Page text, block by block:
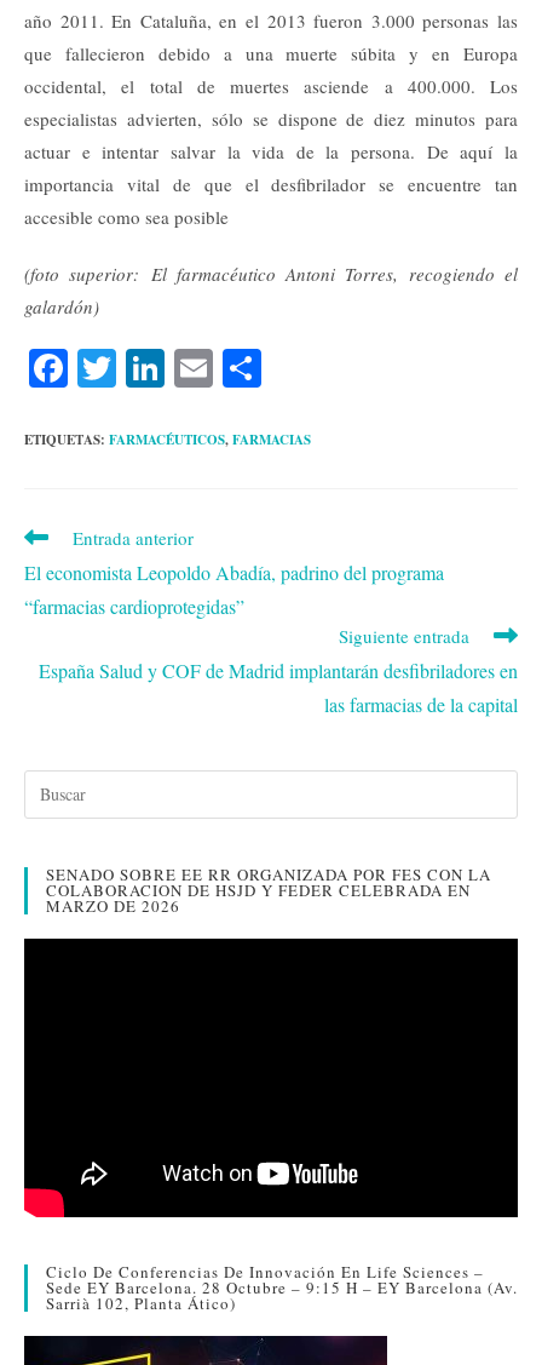
año 2011. En Cataluña, en el 2013 fueron 3.000 personas las
que fallecieron debido a una muerte súbita y en Europa
occidental, el total de muertes asciende a 400.000. Los
especialistas advierten, sólo se dispone de diez minutos para
actuar e intentar salvar la vida de la persona. De aquí la
importancia vital de que el desfibrilador se encuentre tan
accesible como sea posible
(foto superior: El farmacéutico Antoni Torres, recogiendo el
galardón)
Fa
bo
T
tte
Li
ed
E
ailm
r
ETIQUETAS: FARMACÉUTICOS,FARMACIAS
Leer
artículos
Entrada anterior
El economista Leopoldo Abadía, padrino del programa
“farmacias cardioprotegidas”
Siguiente entrada
España Salud y COF de Madrid implantarán desfibriladores en
las farmacias de la capital
SENADO SOBRE EE RR ORGANIZADA POR FES CON LA
COLABORACION DE HSJD Y FEDER CELEBRADA EN
MARZO DE 2026
Ciclo De Conferencias De Innovación En Life Sciences –
Sede EY Barcelona. 28 Octubre – 9:15 H – EY Barcelona (Av.
Sarrià 102, Planta Ático)